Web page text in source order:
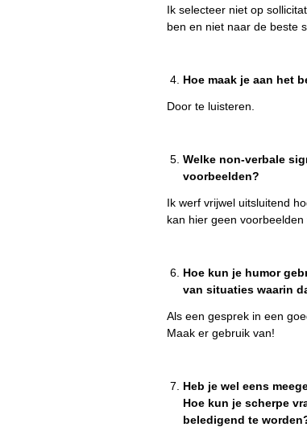
Ik selecteer niet op
ben en niet naar de beste
Hoe maak je aan het
Door te luisteren.
Welke non-verbale
voorbeelden?
Ik werf vrijwel uitsluitend
kan hier geen voorbeelden
Hoe kun je humor
van situaties waarin
Als een gesprek in een
Maak er gebruik van!
Heb je wel eens
Hoe kun je scherpe
beledigend te